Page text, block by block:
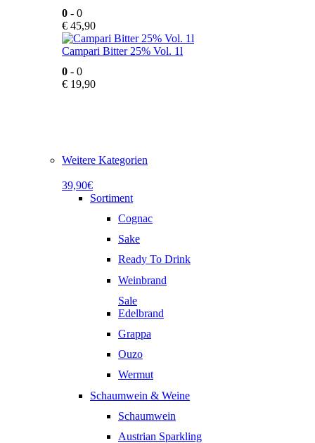
0 - 0
€ 45,90
Campari Bitter 25% Vol. 1l
0 - 0
€ 19,90
Weitere Kategorien
39,90€
Sortiment
Cognac
Sake
Ready To Drink
Weinbrand
Sale
Edelbrand
Grappa
Ouzo
Wermut
Schaumwein & Weine
Schaumwein
Austrian Sparkling